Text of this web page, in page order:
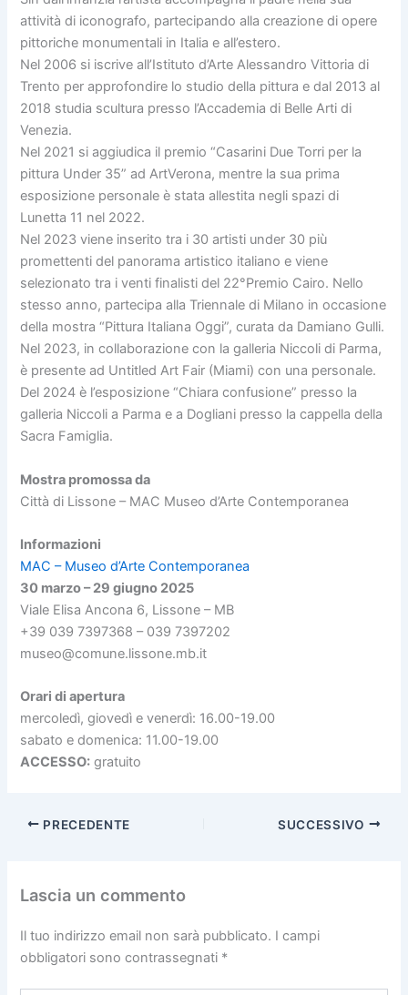
attività di iconografo, partecipando alla creazione di opere
pittoriche monumentali in Italia e all’estero.
Nel 2006 si iscrive all’Istituto d’Arte Alessandro Vittoria di
Trento per approfondire lo studio della pittura e dal 2013 al
2018 studia scultura presso l’Accademia di Belle Arti di
Venezia.
Nel 2021 si aggiudica il premio “Casarini Due Torri per la
pittura Under 35” ad ArtVerona, mentre la sua prima
esposizione personale è stata allestita negli spazi di
Lunetta 11 nel 2022.
Nel 2023 viene inserito tra i 30 artisti under 30 più
promettenti del panorama artistico italiano e viene
selezionato tra i venti finalisti del 22°Premio Cairo. Nello
stesso anno, partecipa alla Triennale di Milano in occasione
della mostra “Pittura Italiana Oggi”, curata da Damiano Gulli.
Nel 2023, in collaborazione con la galleria Niccoli di Parma,
è presente ad Untitled Art Fair (Miami) con una personale.
Del 2024 è l’esposizione “Chiara confusione” presso la
galleria Niccoli a Parma e a Dogliani presso la cappella della
Sacra Famiglia.
Mostra promossa da
Città di Lissone – MAC Museo d’Arte Contemporanea
Informazioni
MAC – Museo d’Arte Contemporanea
30 marzo – 29 giugno 2025
Viale Elisa Ancona 6, Lissone – MB
+39 039 7397368 – 039 7397202
museo@comune.lissone.mb.it
Orari di apertura
mercoledì, giovedì e venerdì: 16.00-19.00
sabato e domenica: 11.00-19.00
ACCESSO: gratuito
PRECEDENTE SUCCESSIVO
Lascia un commento
Il tuo indirizzo email non sarà pubblicato. I campi
obbligatori sono contrassegnati *